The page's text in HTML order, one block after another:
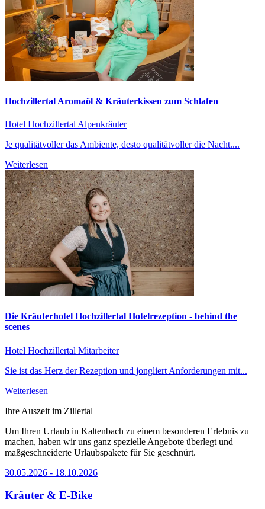
Hochzillertal Aromaöl & Kräuterkissen zum Schlafen
Hotel Hochzillertal Alpenkräuter
Je qualitätvoller das Ambiente, desto qualitätvoller die Nacht....
Weiterlesen
Die Kräuterhotel Hochzillertal Hotelrezeption - behind the
scenes
Hotel Hochzillertal Mitarbeiter
Sie ist das Herz der Rezeption und jongliert Anforderungen mit...
Weiterlesen
Ihre Auszeit im Zillertal
Um Ihren Urlaub in Kaltenbach zu einem besonderen Erlebnis zu
machen, haben wir uns ganz spezielle Angebote überlegt und
maßgeschneiderte Urlaubspakete für Sie geschnürt.
30.05.2026 - 18.10.2026
Kräuter & E-Bike